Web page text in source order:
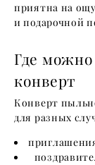
приятна на
и подарочной
Где можно
конверт
Конверт
для разных